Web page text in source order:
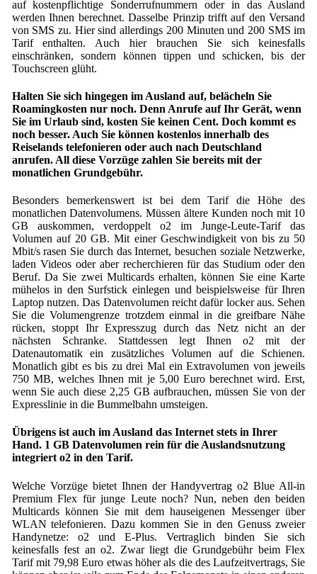
auf kostenpflichtige Sonderrufnummern oder in das Ausland
werden Ihnen berechnet. Dasselbe Prinzip trifft auf den Versand
von SMS zu. Hier sind allerdings 200 Minuten und 200 SMS im
Tarif enthalten. Auch hier brauchen Sie sich keinesfalls
einschränken, sondern können tippen und schicken, bis der
Touchscreen glüht.
Halten Sie sich hingegen im Ausland auf, belächeln Sie
Roamingkosten nur noch. Denn Anrufe auf Ihr Gerät, wenn
Sie im Urlaub sind, kosten Sie keinen Cent. Doch kommt es
noch besser. Auch Sie können kostenlos innerhalb des
Reiselands telefonieren oder auch nach Deutschland
anrufen. All diese Vorzüge zahlen Sie bereits mit der
monatlichen Grundgebühr.
Besonders bemerkenswert ist bei dem Tarif die Höhe des
monatlichen Datenvolumens. Müssen ältere Kunden noch mit 10
GB auskommen, verdoppelt o2 im Junge-Leute-Tarif das
Volumen auf 20 GB. Mit einer Geschwindigkeit von bis zu 50
Mbit/s rasen Sie durch das Internet, besuchen soziale Netzwerke,
laden Videos oder aber recherchieren für das Studium oder den
Beruf. Da Sie zwei Multicards erhalten, können Sie eine Karte
mühelos in den Surfstick einlegen und beispielsweise für Ihren
Laptop nutzen. Das Datenvolumen reicht dafür locker aus. Sehen
Sie die Volumengrenze trotzdem einmal in die greifbare Nähe
rücken, stoppt Ihr Expresszug durch das Netz nicht an der
nächsten Schranke. Stattdessen legt Ihnen o2 mit der
Datenautomatik ein zusätzliches Volumen auf die Schienen.
Monatlich gibt es bis zu drei Mal ein Extravolumen von jeweils
750 MB, welches Ihnen mit je 5,00 Euro berechnet wird. Erst,
wenn Sie auch diese 2,25 GB aufbrauchen, müssen Sie von der
Expresslinie in die Bummelbahn umsteigen.
Übrigens ist auch im Ausland das Internet stets in Ihrer
Hand. 1 GB Datenvolumen rein für die Auslandsnutzung
integriert o2 in den Tarif.
Welche Vorzüge bietet Ihnen der Handyvertrag o2 Blue All-in
Premium Flex für junge Leute noch? Nun, neben den beiden
Multicards können Sie mit dem hauseigenen Messenger über
WLAN telefonieren. Dazu kommen Sie in den Genuss zweier
Handynetze: o2 und E-Plus. Vertraglich binden Sie sich
keinesfalls fest an o2. Zwar liegt die Grundgebühr beim Flex
Tarif mit 79,98 Euro etwas höher als die des Laufzeitvertrags, Sie